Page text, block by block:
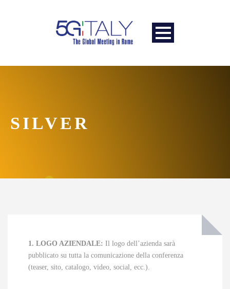
SILVER
1. LOGO AZIENDALE: Il logo dell’azienda sarà
pubblicato su tutta la comunicazione della conferenza
(teaser, sito, catalogo, video, social, ecc.).